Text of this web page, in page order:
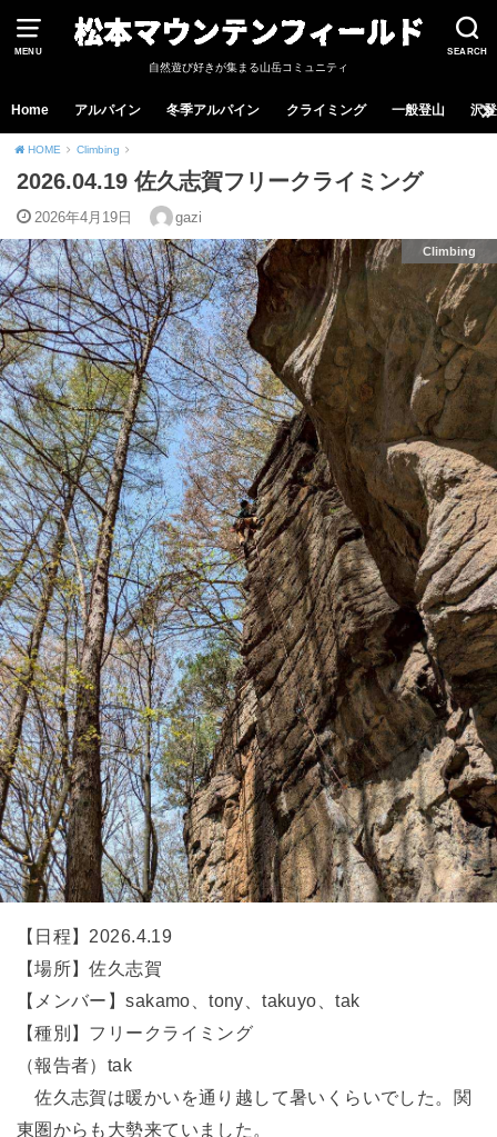
MENU SEARCH
自然遊び好きが集まる山岳コミュニティ
Home アルパイン 冬季アルパイン クライミング 一般登山 沢
HOME Climbing
2026.04.19 佐久志賀フリークライミング
2026年4月19日 gazi
Climbing
【日程】2026.4.19
【場所】佐久志賀
【メンバー】sakamo、tony、takuyo、tak
【種別】フリークライミング
（報告者）tak
佐久志賀は暖かいを通り越して暑いくらいでした。関
東圏からも大勢来ていました。